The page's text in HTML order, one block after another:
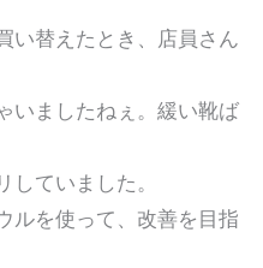
い替えたとき、店員さん
いましたねぇ。緩い靴ば
していました。
ルを使って、改善を目指